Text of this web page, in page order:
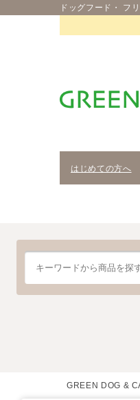
ドッグフード・ フ
はじめての方へ
GREEN DOG &